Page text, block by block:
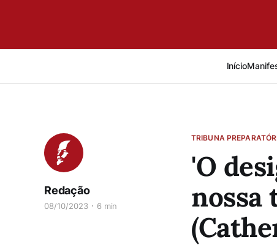
Início
TRIBUNA
'O
nossa
Redação
08/10/2023 6 min